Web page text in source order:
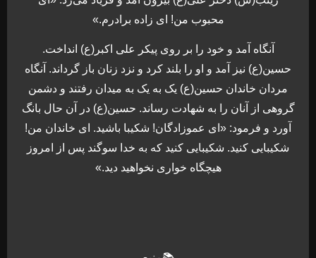
محبوب من! ای زاده برادرم.»
آنگاه آمد و خود را بر روی پیکر علی اکبر(ع) انداخت.
حسین(ع) نیز آمد و او را بلند کرد و نزد زنان باز گرداند. آنگاه
مردان خاندان حسین(ع) یک به یک به میدان رفتند و دشمن
گروهی از آنان را به شهادت رساند. حسین(ع) در آن حال بانگ
آورد و فرمود: «ای عموزادگان! شکیبا باشید. ای خاندان من!
شکیبایی کنید. شکیبایی کنید که به خدا سوگند پس از امروز
هیچگاه خواری نخواهید دید.»